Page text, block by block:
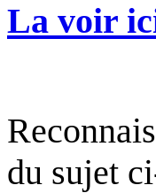
La voir
du sujet